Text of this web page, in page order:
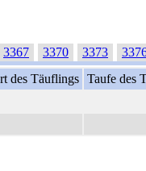
3367 3370 3373
des Täuflings Taufe des